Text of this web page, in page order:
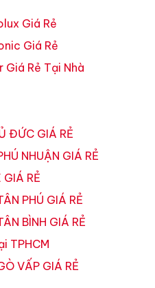
Giá Rẻ
Giá Rẻ
Giá Rẻ Tại Nhà
ĐỨC GIÁ RẺ
NHUẬN GIÁ RẺ
GIÁ RẺ
PHÚ GIÁ RẺ
BÌNH GIÁ RẺ
TPHCM
VẤP GIÁ RẺ